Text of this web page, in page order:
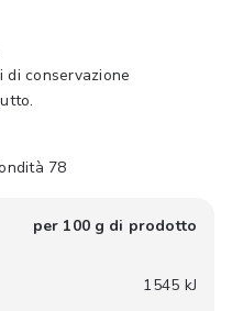
di conservazione
78
per 100 g di prodotto
1545 kJ